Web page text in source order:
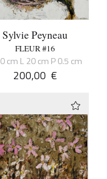
Sylvie Peyneau
FLEUR #16
cm L 20 cm P 0.5 cm
200,00 €